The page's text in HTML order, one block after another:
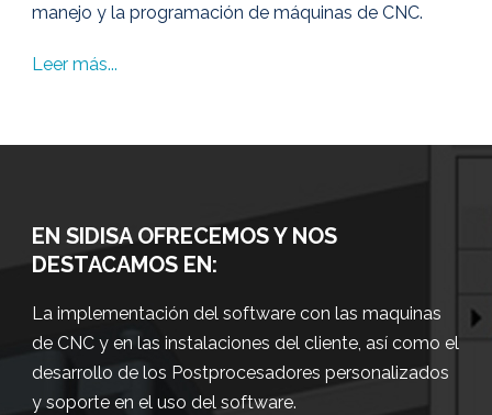
manejo y la programación de máquinas de CNC.
Leer más...
EN SIDISA OFRECEMOS Y NOS
DESTACAMOS EN:
La implementación del software con las maquinas
de CNC y en las instalaciones del cliente, así como el
desarrollo de los Postprocesadores personalizados
y soporte en el uso del software.